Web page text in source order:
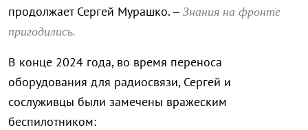
продолжает Сергей Мурашко. –Знания на фронте
пригодились.
В конце 2024 года, во время переноса
оборудования для радиосвязи, Сергей и
сослуживцы были замечены вражеским
беспилотником: